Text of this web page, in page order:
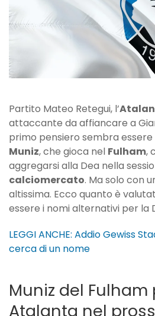
Londra
Partito Mateo Retegui, l’
attaccante da affiancare a
primo pensiero sembra essere
Muniz, che gioca nel Fulham,
aggregarsi alla Dea nella
calciomercato. Ma solo con
altissima. Ecco quanto è
essere i nomi alternativi per la
LEGGI ANCHE: Addio Gewiss
cerca di un nome
Muniz del Fulham
Atalanta nel